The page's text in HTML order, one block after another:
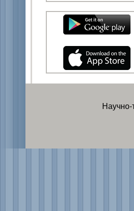
Научно-